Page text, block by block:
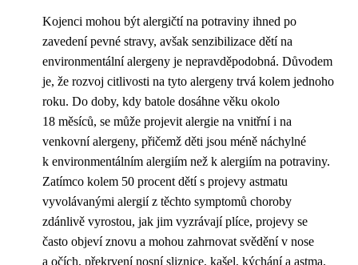
Kojenci mohou být alergičtí na potraviny ihned po
zavedení pevné stravy, avšak senzibilizace dětí na
environmentální alergeny je nepravděpodobná. Důvodem
je, že rozvoj citlivosti na tyto alergeny trvá kolem jednoho
roku. Do doby, kdy batole dosáhne věku okolo
18 měsíců, se může projevit alergie na vnitřní i na
venkovní alergeny, přičemž děti jsou méně náchylné
k environmentálním alergiím než k alergiím na potraviny.
Zatímco kolem 50 procent dětí s projevy astmatu
vyvolávanými alergií z těchto symptomů choroby
zdánlivě vyrostou, jak jim vyzrávají plíce, projevy se
často objeví znovu a mohou zahrnovat svědění v nose
a očích, překrvení nosní sliznice, kašel, kýchání a astma.